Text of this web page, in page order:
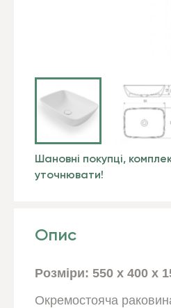
Шановні покупці,
уточнювати!
Опис
Розміри: 550 x 400 x
Окремостояча